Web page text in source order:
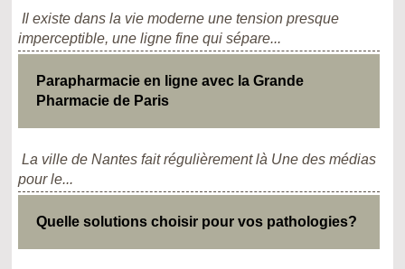
Il existe dans la vie moderne une tension presque
imperceptible, une ligne fine qui sépare...
Parapharmacie en ligne avec la Grande
Pharmacie de Paris
La ville de Nantes fait régulièrement là Une des médias
pour le...
Quelle solutions choisir pour vos pathologies?